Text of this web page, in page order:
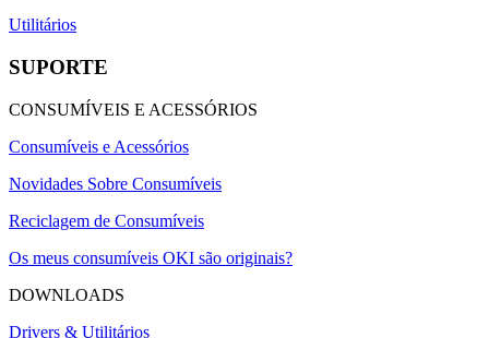
Utilitários
SUPORTE
CONSUMÍVEIS E ACESSÓRIOS
Consumíveis e Acessórios
Novidades Sobre Consumíveis
Reciclagem de Consumíveis
Os meus consumíveis OKI são originais?
DOWNLOADS
Drivers & Utilitários